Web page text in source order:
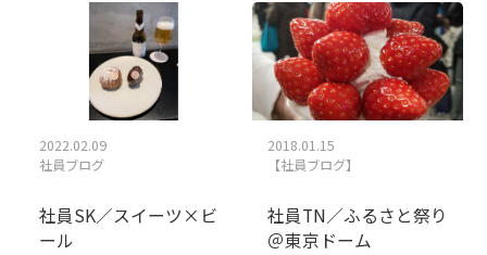
2022.02.09
社員ブログ
社員SK／スイーツ×ビ
ール
2018.01.15
【社員ブログ】
社員TN／ふるさと祭り
＠東京ドーム